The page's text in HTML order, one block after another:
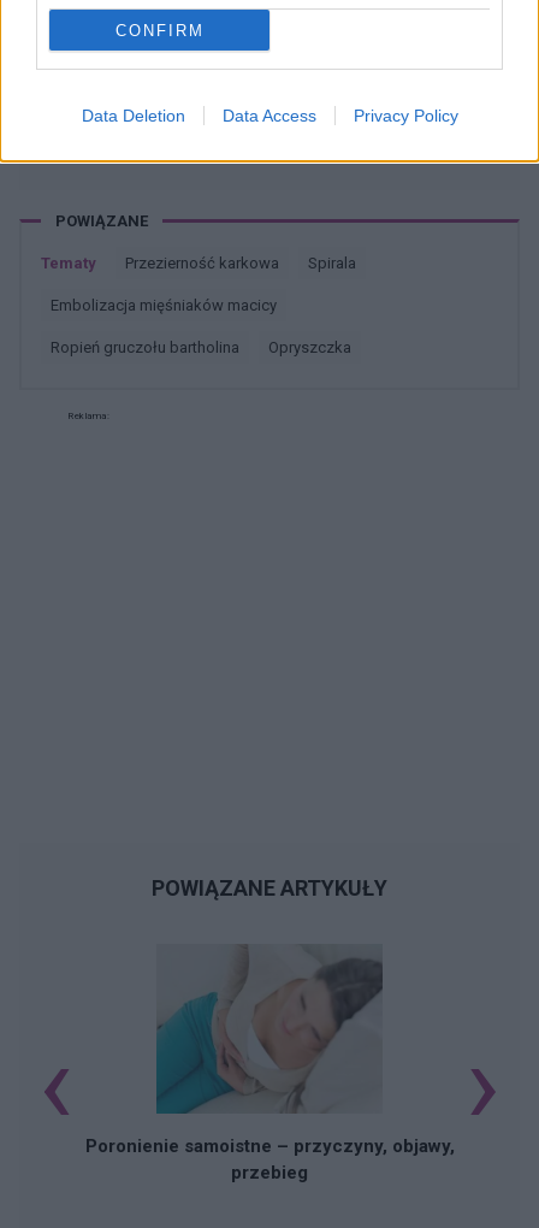
CONFIRM
Data Deletion Data Access Privacy Policy
Swędzące brodawki
Hej od paru dni ciągle swędzą mnie
brodawki..moze jakaś masc ?
Forum:Dla nastolatek
POWIĄZANE
Tematy przezierność karkowa spirala
embolizacja mięśniaków macicy
ropień gruczołu bartholina opryszczka
Reklama:
POWIĄZANE ARTYKUŁY
Poronienie samoistne – przyczyny, objawy,
przebieg
‹ ›